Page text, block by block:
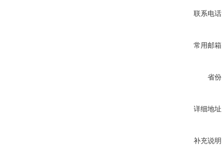
联系电话
常用邮箱
省份
详细地址
补充说明